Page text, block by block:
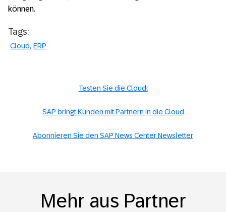
können.
Tags:
Cloud ERP
Testen Sie die Cloud!
SAP bringt Kunden mit Partnern in die Cloud
Abonnieren Sie den SAP News Center Newsletter
Mehr aus Partner